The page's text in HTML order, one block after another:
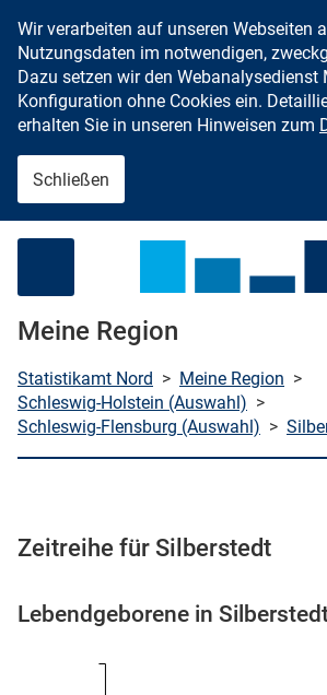
Zum
Wir verarbeiten auf unseren Webseiten
Nutzungsdaten im notwendigen,
Dazu setzen wir den Webanalysedienst
Konfiguration ohne Cookies ein.
erhalten Sie in unseren Hinweisen zum
Schließen
Meine Region
Statistikamt Nord > Meine Region >
Schleswig-Holstein (Auswahl) >
Schleswig-Flensburg (Auswahl) >
Zeitreihe für Silberstedt
Lebendgeborene in